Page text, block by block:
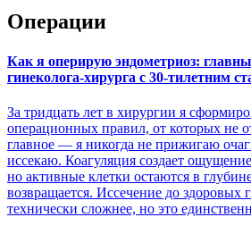
Операции
Как я оперирую эндометриоз:
гинеколога-хирурга с 30-тилетним
За тридцать лет в хирургии я
операционных правил, от которых не
главное — я никогда не прижигаю
иссекаю. Коагуляция создает
но активные клетки остаются в
возвращается. Иссечение до
технически сложнее, но это